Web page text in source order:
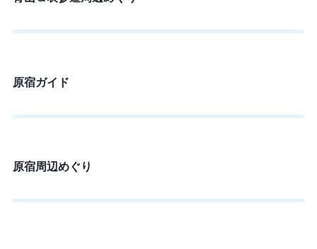
原宿ガイド
原宿周辺めぐり